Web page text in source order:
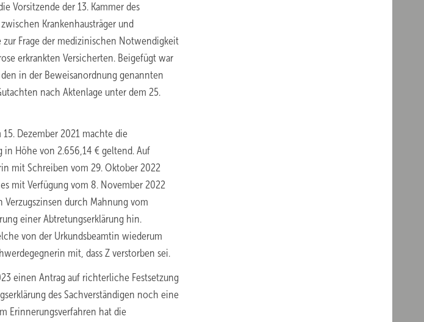
Vorsitzende der 13. Kammer des
Krankenhausträger und
Frage der medizinischen Notwendigkeit
erkrankten Versicherten. Beigefügt war
in der Beweisanordnung genannten
nach Aktenlage unter dem 25.
Dezember 2021 machte die
in Höhe von 2.656,14 € geltend. Auf
mit Schreiben vom 29. Oktober 2022
mit Verfügung vom 8. November 2022
durch Mahnung vom
einer Abtretungserklärung hin.
von der Urkundsbeamtin wiederum
mit, dass Z verstorben sei.
einen Antrag auf richterliche Festsetzung
des Sachverständigen noch eine
Erinnerungsverfahren hat die